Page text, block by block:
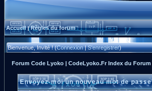
Accueil|Règles du forum
Bienvenue, Invité ! (Connexion|S'enregistrer)
Forum Code Lyoko | CodeLyoko.Fr Index du Forum
Envoyez-moi un nouveau mot de passe